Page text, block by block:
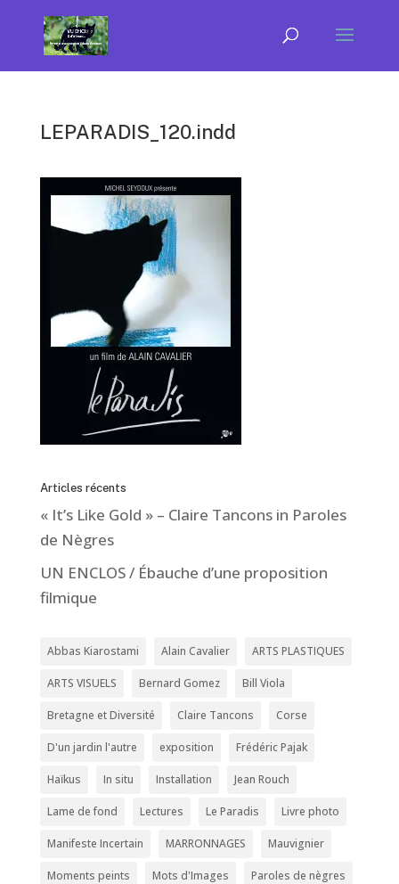
LEPARADIS_120.indd
Articles récents
« It’s Like Gold » – Claire Tancons in Paroles
de Nègres
UN ENCLOS / Ébauche d’une proposition
filmique
Abbas Kiarostami Alain Cavalier ARTS PLASTIQUES
ARTS VISUELS Bernard Gomez Bill Viola
Bretagne et Diversité Claire Tancons Corse
D'un jardin l'autre exposition Frédéric Pajak
Haïkus In situ Installation Jean Rouch
Lame de fond Lectures Le Paradis Livre photo
Manifeste Incertain MARRONNAGES Mauvignier
Moments peints Mots d'Images Paroles de nègres